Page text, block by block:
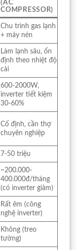
(AC
COMPRESSOR)
Chu trình gas lạnh
+ máy nén
Làm lạnh sâu, ổn
định theo nhiệt độ
cài
600-2000W,
inverter tiết kiệm
30-60%
Cố định, cần thợ
chuyên nghiệp
7-50 triệu
~200.000-
400.000đ/tháng
(có inverter giảm)
Rất êm (công
nghệ inverter)
Không (treo
tường)